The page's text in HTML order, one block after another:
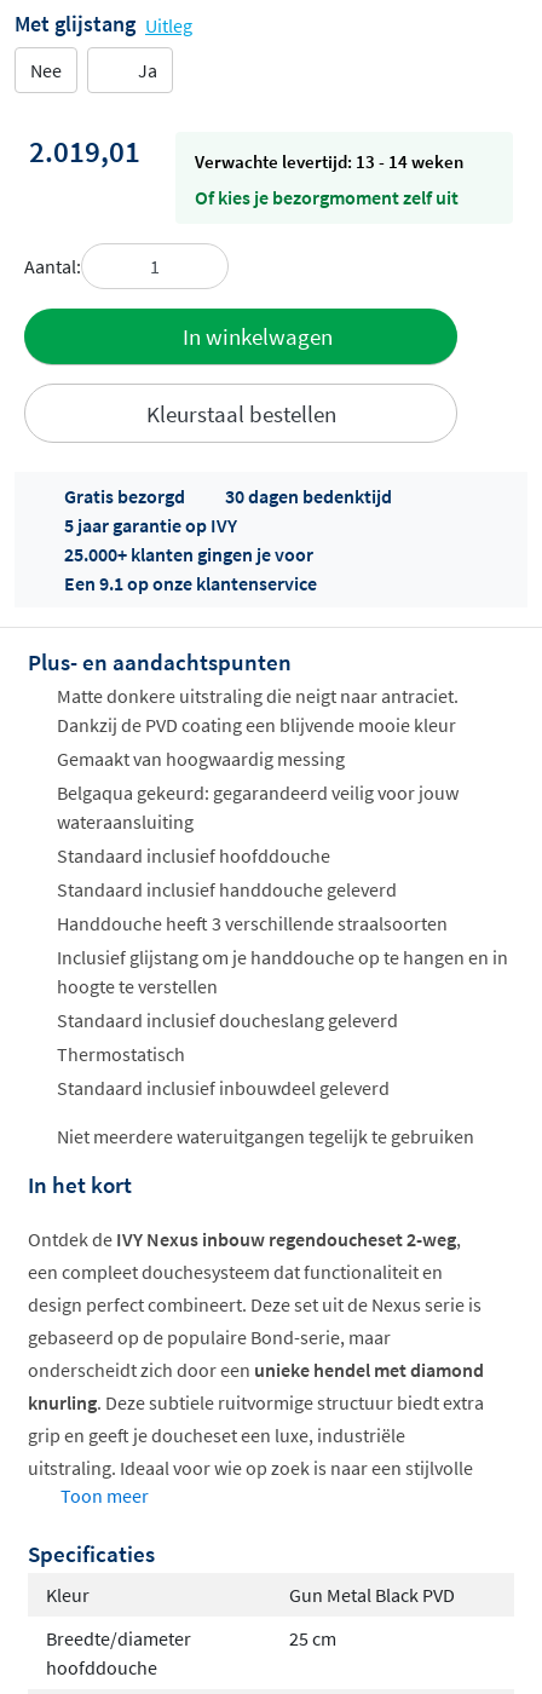
Met glijstang Uitleg
Nee
Ja
2.019,01 Verwachte levertijd: 13 - 14 weken
Of kies je bezorgmoment zelf uit
Aantal:
In winkelwagen
Kleurstaal bestellen
Offertes
Gratis bezorgd
30 dagen bedenktijd
5 jaar garantie op IVY
25.000+ klanten gingen je voor
Een 9.1 op onze klantenservice
Plus- en aandachtspunten
Matte donkere uitstraling die neigt naar antraciet.
Dankzij de PVD coating een blijvende mooie kleur
Gemaakt van hoogwaardig messing
Belgaqua gekeurd: gegarandeerd veilig voor jouw
wateraansluiting
Standaard inclusief hoofddouche
Standaard inclusief handdouche geleverd
Handdouche heeft 3 verschillende straalsoorten
Inclusief glijstang om je handdouche op te hangen en in
hoogte te verstellen
Standaard inclusief doucheslang geleverd
Thermostatisch
Standaard inclusief inbouwdeel geleverd
Niet meerdere wateruitgangen tegelijk te gebruiken
In het kort
Ontdek de IVY Nexus inbouw regendoucheset 2-weg,
een compleet douchesysteem dat functionaliteit en
design perfect combineert. Deze set uit de Nexus serie is
gebaseerd op de populaire Bond-serie, maar
onderscheidt zich door een unieke hendel met diamond
knurling. Deze subtiele ruitvormige structuur biedt extra
grip en geeft je doucheset een luxe, industriële
uitstraling. Ideaal voor wie op zoek is naar een stijlvolle
en betrouwbare doucheoplossing.
Thermostatische regeling voor veilig douchen
Keuze uit diverse hoofddouches
Compleet met inbouwdeel
Toon meer
Specificaties
Kleur
Gun Metal Black PVD
Breedte/diameter
hoofddouche
25 cm